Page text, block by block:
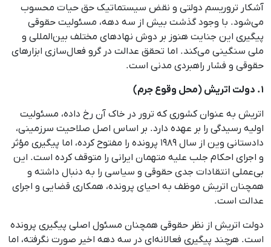
آشکار تروریسم دولتی و نقض سیستماتیک حق حیات محسوب
می‌شود. با وجود گذشت بیش از سه دهه، مسئولیت حقوقی
پیگیری این جنایت هنوز بر دوش نهادهای مختلف بین‌المللی و
ملی سنگینی می‌کند. اما تحقق عدالت در گرو فعال‌سازی ابزارهای
حقوقی و فشار راهبردی مدنی است.
۱. دولت اتریش (محل وقوع جرم)
اتریش به عنوان کشوری که ترور در خاک آن رخ داده، مسئولیت
اولیه رسیدگی را بر عهده دارد. بر اساس اصل صلاحیت سرزمینی،
دادستانی وین از سال ۱۹۸۹ پرونده را مفتوح کرده، اما پیگیری مؤثر
و اجرای احکام جلب علیه متهمان ایرانی را متوقف کرده است. این
بی‌عملی انتقادات جدی حقوقی و سیاسی را به دنبال داشته و
همچنان اتریش موظف به احیای پرونده، همکاری قضایی و اجرای
عدالت است.
دولت اتریش از نظر حقوقی همچنان مسئول اصلی پیگیری پرونده
است. هرچند پیگیری فعالانه‌ای در سه دهه اخیر صورت نگرفته، اما